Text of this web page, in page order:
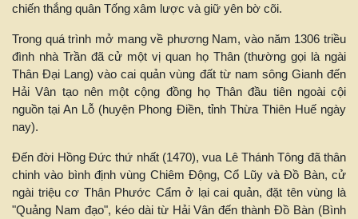
chiến thắng quân Tống xâm lược và giữ yên bờ cõi.
Trong quá trình mở mang về phương Nam, vào năm 1306 triều
đình nhà Trần đã cử một vị quan họ Thân (thường gọi là ngài
Thân Đại Lang) vào cai quản vùng đất từ nam sông Gianh đến
Hải Vân tạo nên một cộng đồng họ Thân đầu tiên ngoài cội
nguồn tại An Lỗ (huyện Phong Điền, tỉnh Thừa Thiên Huế ngày
nay).
Đến đời Hồng Đức thứ nhất (1470), vua Lê Thánh Tông đã thân
chinh vào bình định vùng Chiêm Động, Cổ Lũy và Đồ Bàn, cử
ngài triệu cơ Thân Phước Cẩm ở lại cai quản, đặt tên vùng là
"Quảng Nam đạo", kéo dài từ Hải Vân đến thành Đồ Bàn (Bình